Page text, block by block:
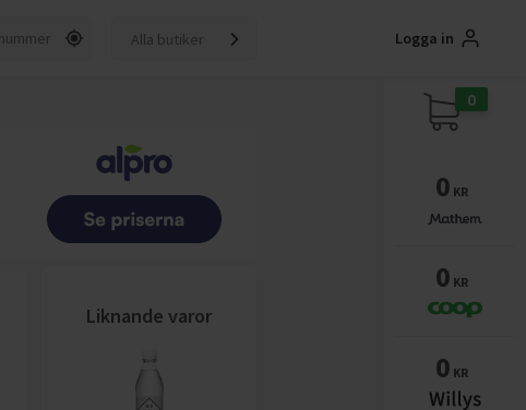
Alla butiker Logga in
Liknande varor
0
0 KR
0 KR
0 KR